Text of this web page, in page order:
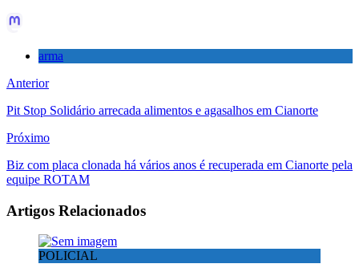
arma
Anterior
Pit Stop Solidário arrecada alimentos e agasalhos em Cianorte
Próximo
Biz com placa clonada há vários anos é recuperada em Cianorte pela
equipe ROTAM
Artigos Relacionados
POLICIAL